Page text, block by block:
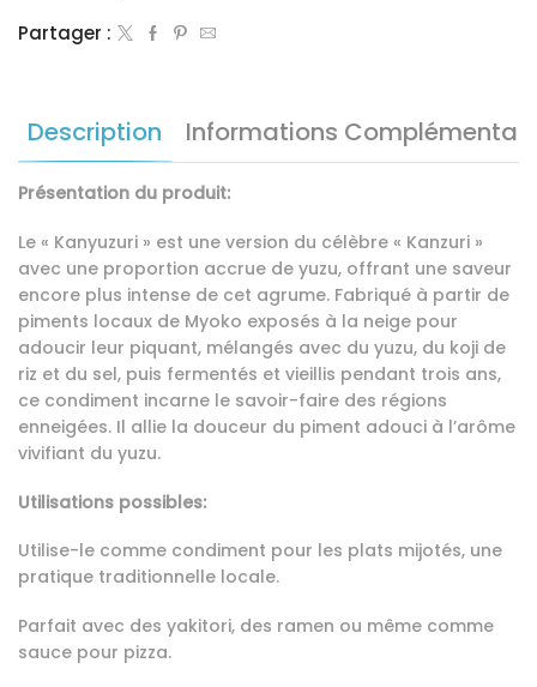
Partager :
Description Informations
Présentation du produit:
Le « Kanyuzuri » est une version du célèbre « Kanzuri »
avec une proportion accrue de yuzu, offrant une saveur
encore plus intense de cet agrume. Fabriqué à partir de
piments locaux de Myoko exposés à la neige pour
adoucir leur piquant, mélangés avec du yuzu, du koji de
riz et du sel, puis fermentés et vieillis pendant trois ans,
ce condiment incarne le savoir-faire des régions
enneigées. Il allie la douceur du piment adouci à l’arôme
vivifiant du yuzu.
Utilisations possibles:
Utilise-le comme condiment pour les plats mijotés, une
pratique traditionnelle locale.
Parfait avec des yakitori, des ramen ou même comme
sauce pour pizza.